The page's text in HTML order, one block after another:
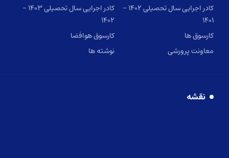
کادر اجرایی سال تحصیلی ۱۴۰۲ –
۱۴۰۱
کادر اجرایی سال تحصیلی ۱۴۰۳ –
۱۴۰۲
کارسوق ها
کارسوق هوافضا
معاونت پرورشی
نوشته ها
نقشه